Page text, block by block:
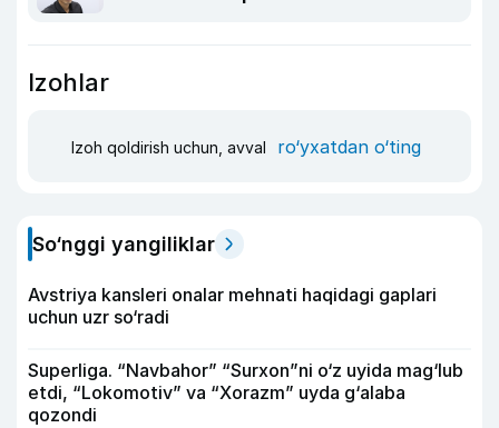
Izohlar
Izoh qoldirish uchun, avval ro‘yxatdan o‘ting
So‘nggi yangiliklar
Avstriya kansleri onalar mehnati haqidagi gaplari
uchun uzr so‘radi
Superliga. “Navbahor” “Surxon”ni o‘z uyida mag‘lub
etdi, “Lokomotiv” va “Xorazm” uyda g‘alaba
qozondi